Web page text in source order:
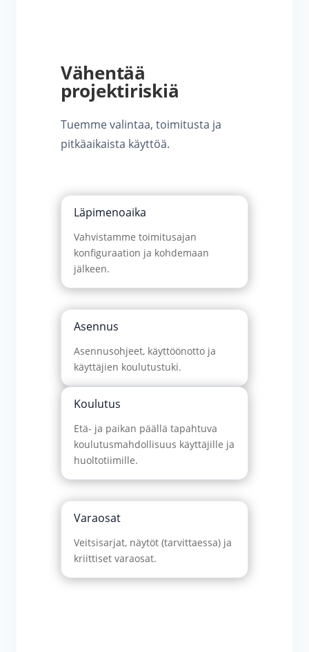
Vähentää
projektiriskiä
Tuemme valintaa, toimitusta ja
pitkäaikaista käyttöä.
Läpimenoaika
Vahvistamme toimitusajan
konfiguraation ja kohdemaan
jälkeen.
Asennus
Asennusohjeet, käyttöönotto ja
käyttäjien koulutustuki.
Koulutus
Etä- ja paikan päällä tapahtuva
koulutusmahdollisuus käyttäjille ja
huoltotiimille.
Varaosat
Veitsisarjat, näytöt (tarvittaessa) ja
kriittiset varaosat.